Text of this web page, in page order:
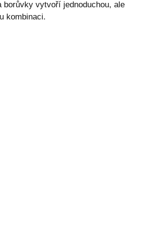
borůvky vytvoří jednoduchou, ale
kombinaci.